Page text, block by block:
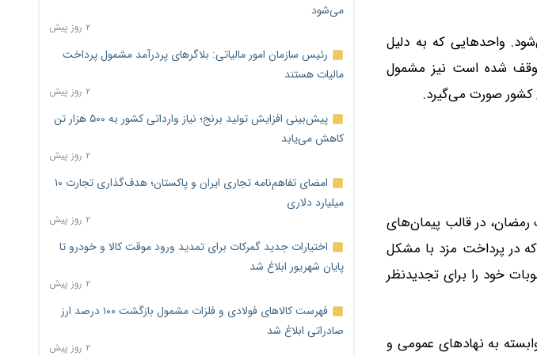
واحدهایی که به دلیل
شده است نیز مشمول
کشور صورت می‌گیرد.
رمضان، در قالب پیمان‌های
در پرداخت مزد با مشکل
خود را برای تجدیدنظر
به نهادهای عمومی و
می‌شود
۲ روز پیش
رئیس سازمان امور مالیاتی: بلاگرهای پردرآمد مشمول پرداخت
مالیات هستند
۲ روز پیش
پیش‌بینی افزایش تولید برنج؛ نیاز وارداتی کشور به ۵۰۰ هزار تن
کاهش می‌یابد
۲ روز پیش
امضای تفاهم‌نامه تجاری ایران و پاکستان؛ هدف‌گذاری تجارت ۱۰
میلیارد دلاری
۲ روز پیش
اختیارات جدید گمرکات برای تمدید ورود موقت کالا و خودرو تا
پایان شهریور ابلاغ شد
۲ روز پیش
فهرست کالاهای فولادی و فلزات مشمول بازگشت ۱۰۰ درصد ارز
صادراتی ابلاغ شد
۲ روز پیش